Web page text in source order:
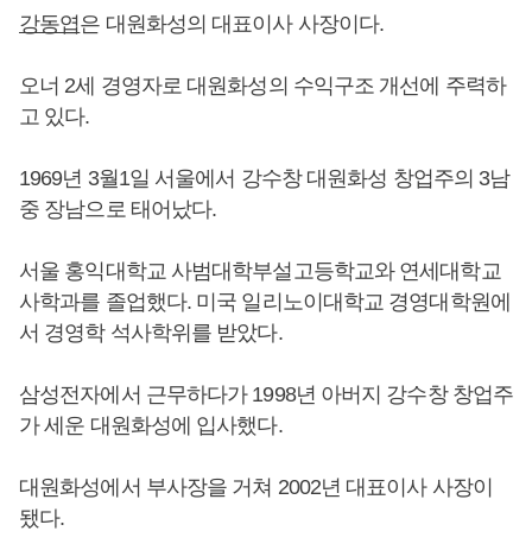
강동엽은 대원화성의 대표이사 사장이다.
오너 2세 경영자로 대원화성의 수익구조 개선에 주력하
고 있다.
1969년 3월1일 서울에서 강수창 대원화성 창업주의 3남
중 장남으로 태어났다.
서울 홍익대학교 사범대학부설고등학교와 연세대학교
사학과를 졸업했다. 미국 일리노이대학교 경영대학원에
서 경영학 석사학위를 받았다.
삼성전자에서 근무하다가 1998년 아버지 강수창 창업주
가 세운 대원화성에 입사했다.
대원화성에서 부사장을 거쳐 2002년 대표이사 사장이
됐다.